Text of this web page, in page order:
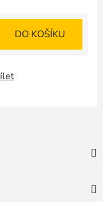
DO KOŠÍKU